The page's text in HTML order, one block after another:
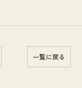
一覧に戻る